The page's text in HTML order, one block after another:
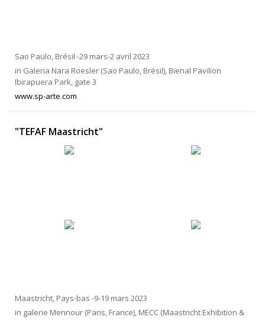
Sao Paulo, Brésil -29 mars-2 avril 2023
in Galeria Nara Roesler (Sao Paulo, Brésil), Bienal Pavilion
Ibirapuera Park, gate 3
www.sp-arte.com
"TEFAF Maastricht"
Maastricht, Pays-bas -9-19 mars 2023
in galerie Mennour (Paris, France), MECC (Maastricht Exhibition &